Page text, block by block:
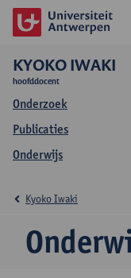
KYOKO IWAKI
hoofddocent
Onderzoek
Publicaties
Onderwijs
Kyoko Iwaki